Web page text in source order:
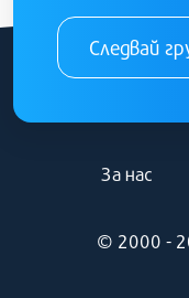
Следвай
© 2000 -
За нас